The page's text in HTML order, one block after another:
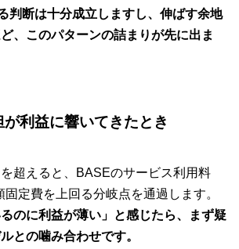
判断は十分成立しますし、伸ばす余地
、このパターンの詰まりが先に出ま
利益に響いてきたとき
超えると、BASEのサービス利用料
定費を上回る分岐点を通過します。
るのに利益が薄い」と感じたら、まず疑
との噛み合わせです。